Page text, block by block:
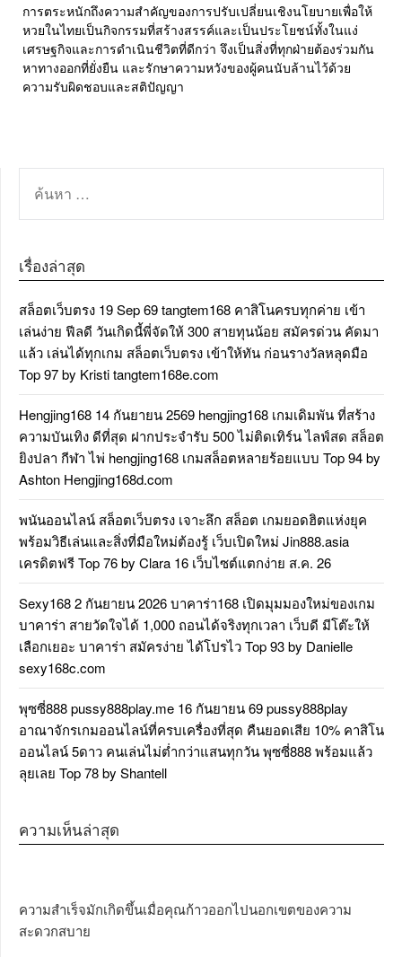
การตระหนักถึงความสำคัญของการปรับเปลี่ยนเชิงนโยบายเพื่อให้
หวยในไทยเป็นกิจกรรมที่สร้างสรรค์และเป็นประโยชน์ทั้งในแง่
เศรษฐกิจและการดำเนินชีวิตที่ดีกว่า จึงเป็นสิ่งที่ทุกฝ่ายต้องร่วมกัน
หาทางออกที่ยั่งยืน และรักษาความหวังของผู้คนนับล้านไว้ด้วย
ความรับผิดชอบและสติปัญญา
สำหรับ:
เรื่องล่าสุด
สล็อตเว็บตรง 19 Sep 69 tangtem168 คาสิโนครบทุกค่าย เข้า
เล่นง่าย ฟีลดี วันเกิดนี้พี่จัดให้ 300 สายทุนน้อย สมัครด่วน คัดมา
แล้ว เล่นได้ทุกเกม สล็อตเว็บตรง เข้าให้ทัน ก่อนรางวัลหลุดมือ
Top 97 by Kristi tangtem168e.com
Hengjing168 14 กันยายน 2569 hengjing168 เกมเดิมพัน ที่สร้าง
ความบันเทิง ดีที่สุด ฝากประจำรับ 500 ไม่ติดเทิร์น ไลฟ์สด สล็อต
ยิงปลา กีฬา ไพ่ hengjing168 เกมสล็อตหลายร้อยแบบ Top 94 by
Ashton Hengjing168d.com
พนันออนไลน์ สล็อตเว็บตรง เจาะลึก สล็อต เกมยอดฮิตแห่งยุค
พร้อมวิธีเล่นและสิ่งที่มือใหม่ต้องรู้ เว็บเปิดใหม่ Jin888.asia
เครดิตฟรี Top 76 by Clara 16 เว็บไซต์แตกง่าย ส.ค. 26
Sexy168 2 กันยายน 2026 บาคาร่า168 เปิดมุมมองใหม่ของเกม
บาคาร่า สายวัดใจได้ 1,000 ถอนได้จริงทุกเวลา เว็บดี มีโต๊ะให้
เลือกเยอะ บาคาร่า สมัครง่าย ได้โปรไว Top 93 by Danielle
sexy168c.com
พุซซี่888 pussy888play.me 16 กันยายน 69 pussy888play
อาณาจักรเกมออนไลน์ที่ครบเครื่องที่สุด คืนยอดเสีย 10% คาสิโน
ออนไลน์ 5ดาว คนเล่นไม่ต่ำกว่าแสนทุกวัน พุซซี่888 พร้อมแล้ว
ลุยเลย Top 78 by Shantell
ความเห็นล่าสุด
ความสำเร็จมักเกิดขึ้นเมื่อคุณก้าวออกไปนอกเขตของความ
สะดวกสบาย